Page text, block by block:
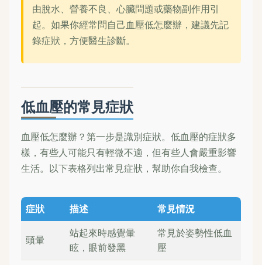
由脫水、營養不良、心臟問題或藥物副作用引
起。如果你經常問自己血壓低怎麼辦，建議先記
錄症狀，方便醫生診斷。
低血壓的常見症狀
血壓低怎麼辦？第一步是識別症狀。低血壓的症狀多
樣，有些人可能只有輕微不適，但有些人會嚴重影響
生活。以下表格列出常見症狀，幫助你自我檢查。
症狀 描述 常見情況
頭暈
站起來時感覺暈
眩，眼前發黑
常見於姿勢性低血
壓